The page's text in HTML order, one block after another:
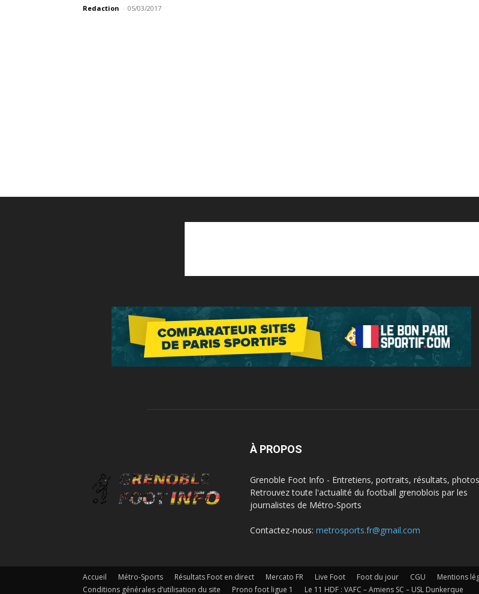
Redaction - 05/03/2017
À PROPOS
Grenoble Foot Info - Entretiens, portraits, résultats,
Retrouvez toute l'actualité du football grenoblois par les
journalistes de Métro-Sports
Contactez-nous: metrosports.fr@gmail.com
Accueil Métro-Sports Résultats Foot en direct Mercato FR Live Foot Foot du jour CGU Mentions
Conditions générales d’utilisation du site
Prono foot ligue 1 Le 11 HDF : VAFC – Amiens SC – USL Dunkerque